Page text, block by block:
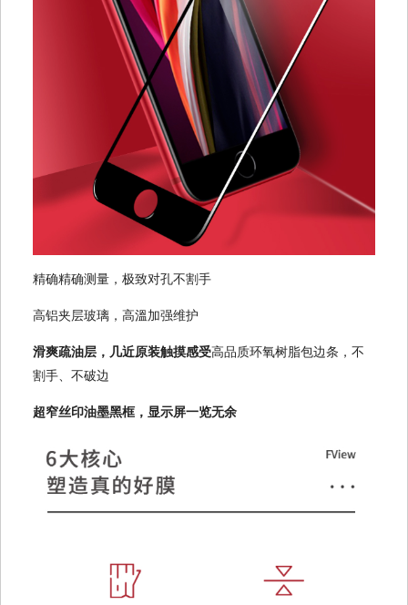
精确精确测量，极致对孔不割手
高铝夹层玻璃，高溫加强维护
滑爽疏油层，几近原装触摸感受高品质环氧树脂包边条，不
割手、不破边
超窄丝印油墨黑框，显示屏一览无余